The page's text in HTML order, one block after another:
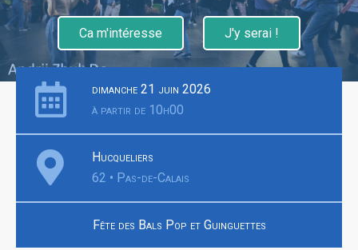
Ca m'intéresse J'y serai !
dimanche 21 juin 2026
à partir de 10h00
Hucqueliers
62 • Pas-de-Calais
Fête des Bals Pop et Guinguettes